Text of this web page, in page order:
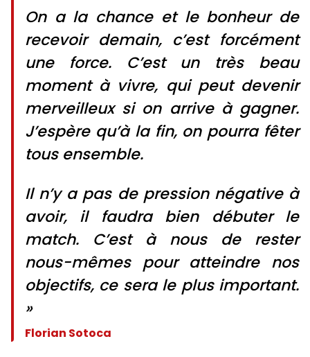
On a la chance et le bonheur de
recevoir demain, c’est forcément
une force. C’est un très beau
moment à vivre, qui peut devenir
merveilleux si on arrive à gagner.
J’espère qu’à la fin, on pourra fêter
tous ensemble.
Il n’y a pas de pression négative à
avoir, il faudra bien débuter le
match. C’est à nous de rester
nous-mêmes pour atteindre nos
objectifs, ce sera le plus important.
»
Florian Sotoca